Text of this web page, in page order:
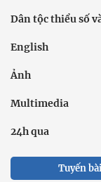
Dân tộc thiểu số
English
Ảnh
Multimedia
24h qua
Tuyến